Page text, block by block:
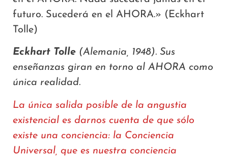
futuro. Sucederá en el AHORA.» (Eckhart
Tolle)
Eckhart Tolle (Alemania, 1948). Sus
enseñanzas giran en torno al AHORA como
única realidad.
La única salida posible de la angustia
existencial es darnos cuenta de que sólo
existe una conciencia: la Conciencia
Universal, que es nuestra conciencia